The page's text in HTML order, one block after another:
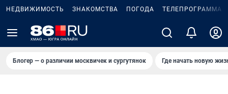
НЕДВИЖИМОСТЬ ЗНАКОМСТВА ПОГОДА ТЕЛЕПРОГРАММА
Блогер — о различии москвичек и сургутянок Где начать новую